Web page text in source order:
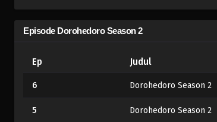
Episode Dorohedoro Season 2
Ep Judul
6 Dorohedoro Season 2
5 Dorohedoro Season 2